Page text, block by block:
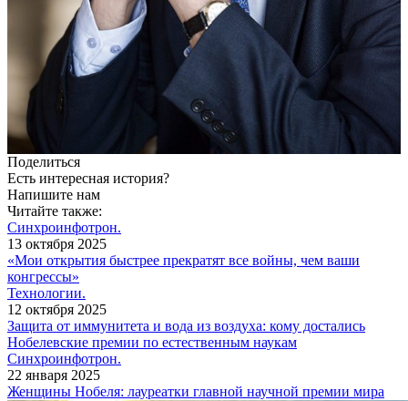
Поделиться
Есть интересная история?
Напишите нам
Читайте также:
Синхроинфотрон.
13 октября 2025
«Мои открытия быстрее прекратят все войны, чем ваши
конгрессы»
Технологии.
12 октября 2025
Защита от иммунитета и вода из воздуха: кому достались
Нобелевские премии по естественным наукам
Синхроинфотрон.
22 января 2025
Женщины Нобеля: лауреатки главной научной премии мира